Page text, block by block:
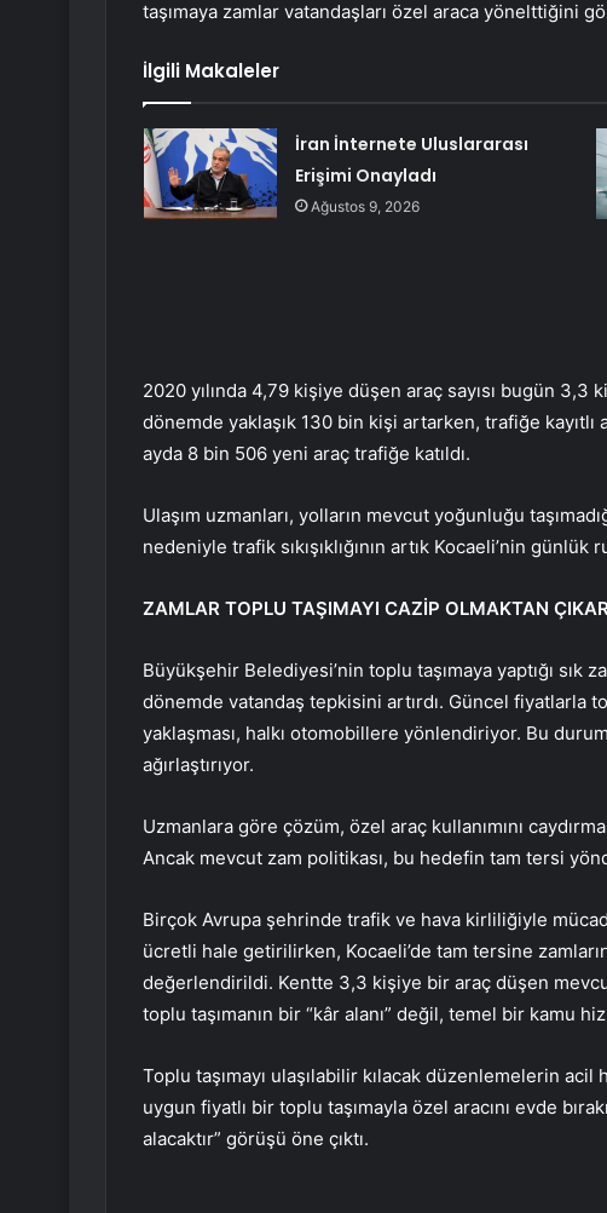
taşımaya zamlar vatandaşları özel araca yönelttiğini
İlgili Makaleler
İran İnternete Uluslararası
Erişimi Onayladı
Ağustos 9, 2026
2020 yılında 4,79 kişiye düşen araç sayısı bugün
dönemde yaklaşık 130 bin kişi artarken, trafiğe kayıtlı
ayda 8 bin 506 yeni araç trafiğe katıldı.
Ulaşım uzmanları, yolların mevcut yoğunluğu
nedeniyle trafik sıkışıklığının artık Kocaeli’nin
ZAMLAR TOPLU TAŞIMAYI CAZİP OLMAKTAN
Büyükşehir Belediyesi’nin toplu taşımaya yaptığı sık
dönemde vatandaş tepkisini artırdı. Güncel fiyatlarla
yaklaşması, halkı otomobillere yönlendiriyor. Bu
ağırlaştırıyor.
Uzmanlara göre çözüm, özel araç kullanımını
Ancak mevcut zam politikası, bu hedefin tam tersi
Birçok Avrupa şehrinde trafik ve hava kirliliğiyle
ücretli hale getirilirken, Kocaeli’de tam tersine
değerlendirildi. Kentte 3,3 kişiye bir araç düşen
toplu taşımanın bir “kâr alanı” değil, temel bir kamu
Toplu taşımayı ulaşılabilir kılacak düzenlemelerin
uygun fiyatlı bir toplu taşımayla özel aracını evde
alacaktır” görüşü öne çıktı.